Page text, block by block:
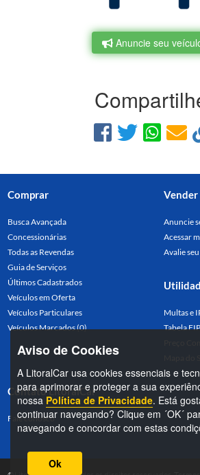
Anuncie seu
Comprar
Busca Avançada
Concessionárias
Todas as Revendas
Guia de Serviços
Últimos Cadastrados
Veículos em Oferta
Veículos Particulares
Veículos Marcados (0)
Vender
Anuncie
Acessar
Avalie
Multas e
Tabela
Contato LitoralCar
Fale conosco
Aviso de Cookies
A LitoralCar usa cookies essenciais e
para aprimorar e proteger a sua
nossa Política de Privacidade. Está
continuar navegando? Clique em ´OK´
navegando e concordar com estas
Ok